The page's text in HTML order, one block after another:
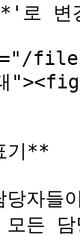
로 변
files/
기**
들이
담